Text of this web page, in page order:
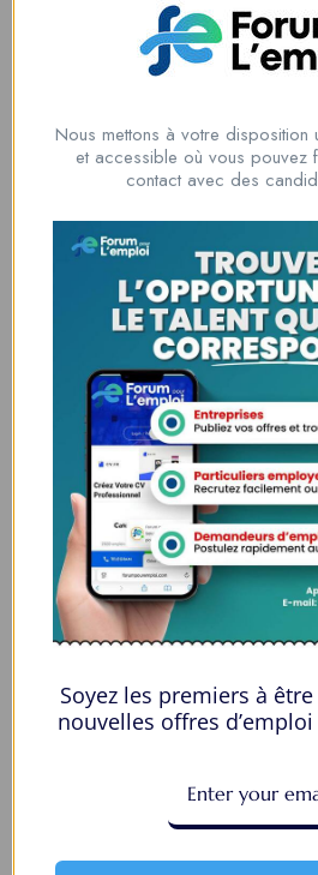
00228 91917788
la solution idéale pour tous ceux qui
opportunité professionnelle ou que vous
Lome, Togo
fpe@forumpouremploi.com /
Espaces Candidats
Parcourir les Candidats
Tableau de Bord
Alertes d’Emploi
Mes Favoris
Postuler en ligne : 5 erreurs courantes à
chances
8 Décisions Importantes Pour Ne Pas
Espace Employeurs
Nous mettons à votre disposition
et accessible où vous pouvez
contact avec des
Soyez les premiers à
nouvelles offres